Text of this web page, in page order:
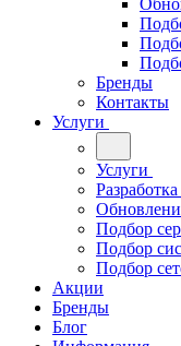
Бренды
Контакты
Услуги
Услуги
Подбор
Подбор
Подбор
Акции
Бренды
Блог